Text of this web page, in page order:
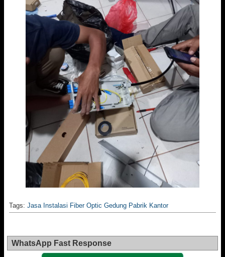
Tags: Jasa Instalasi Fiber Optic Gedung Pabrik Kantor
WhatsApp Fast Response